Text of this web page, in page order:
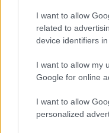
I want to allow
related to
device identifiers in
I want to allow my
Google for online
I want to allow
personalized
GYAKRAN
MIKOR VAN
Hajna
Ezen a napon